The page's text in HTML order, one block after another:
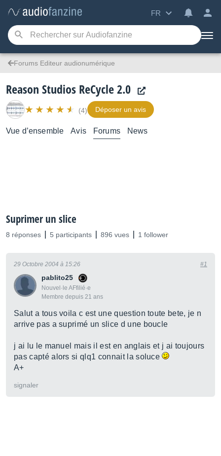
FR
Forums Editeur audionumérique
Reason Studios ReCycle 2.0
(4) Déposer un avis
Vue d’ensemble Avis Forums News
Suprimer un slice
8 réponses 5 participants 896 vues 1 follower
pablito25
Nouvel·le AFfilié·e
Membre depuis 21 ans
29 Octobre 2004 à 15:26 #1
Salut a tous voila c est une question toute bete, je n
arrive pas a suprimé un slice d une boucle
j ai lu le manuel mais il est en anglais et j ai toujours
pas capté alors si qlq1 connait la soluce
A+
signaler